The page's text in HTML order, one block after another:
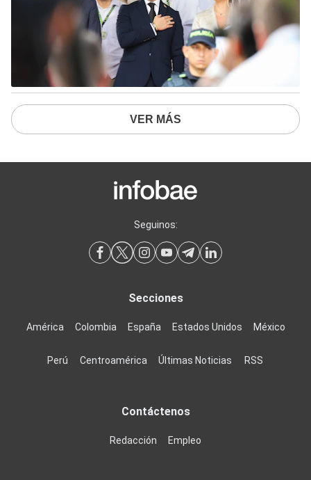
VER MÁS
Seguinos:
Secciones
América Colombia España Estados Unidos México
Perú Centroamérica Últimas Noticias RSS
Contáctenos
Redacción Empleo